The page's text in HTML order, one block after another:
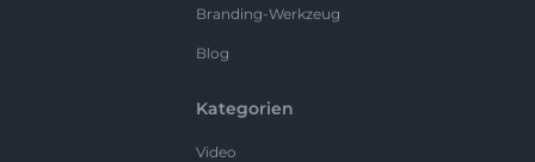
Branding-Werkzeug
Blog
Kategorien
Video